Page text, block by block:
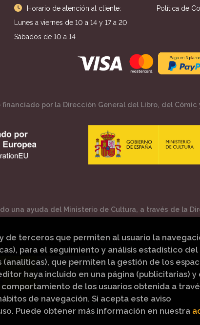
Horario de atención al cliente:
Lunes a viernes de 10 a 14 y 17 a 20
Sábados de 10 a 14
Política de
financiado por la Dirección General del Libro, del
una ayuda del Ministerio de Cultura, a través de la
de terceros que permiten al usuario la
para el seguimiento y análisis estadístico del
que permiten la gestión de los
haya incluido en una página (publicitarias) y
de los usuarios obtenida a
de navegación. Si acepta este aviso
Puede obtener más información en nuestra